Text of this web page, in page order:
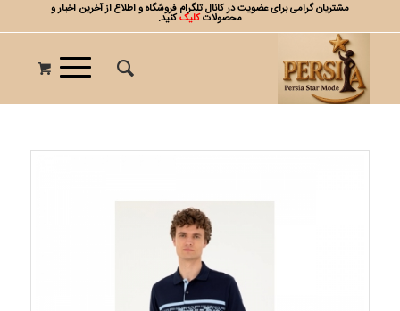
مشتریان گرامی برای عضویت در کانال تلگرام فروشگاه و اطلاع از آخرین اخبار و
محصولاتکلیککنید.